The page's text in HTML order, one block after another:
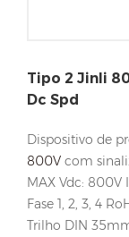
Tipo 2 Jinli
Dc Spd
Dispositivo de
800V com
MAX Vdc: 800V
Fase 1, 2, 3, 4
Trilho DIN